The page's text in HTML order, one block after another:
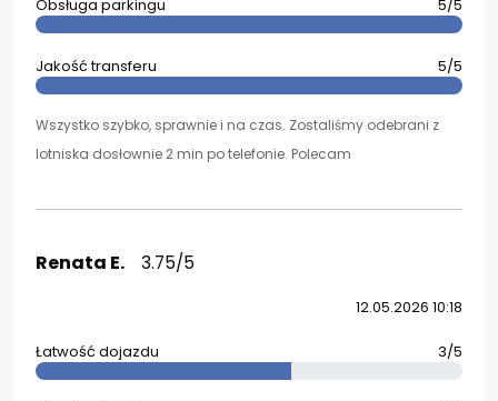
Obsługa parkingu 5/5
Jakość transferu 5/5
Wszystko szybko, sprawnie i na czas. Zostaliśmy odebrani z
lotniska dosłownie 2 min po telefonie. Polecam
Renata E. 3.75/5
12.05.2026 10:18
Łatwość dojazdu 3/5